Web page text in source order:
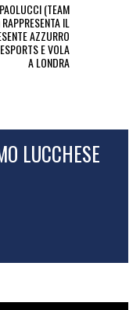
PAOLUCCI (TEAM
IL
AZZURRO
E VOLA
A LONDRA
LUCCHESE